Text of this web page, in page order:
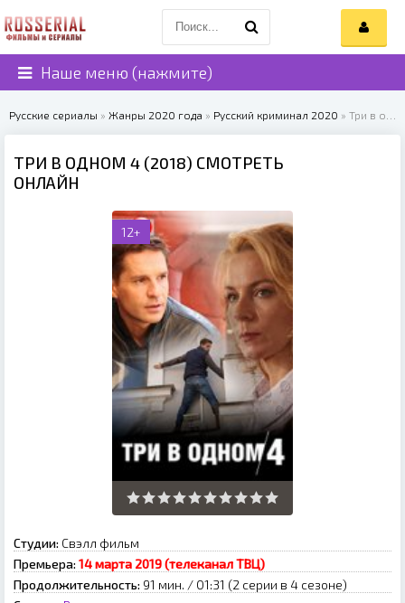
Наше меню (нажмите)
Русские сериалы » Жанры 2020 года » Русский криминал 2020 » Три в одном 4 (2018)
ТРИ В ОДНОМ 4 (2018) СМОТРЕТЬ
ОНЛАЙН
12+
Студии: Свэлл фильм
Премьера: 14 марта 2019 (телеканал ТВЦ)
Продолжительность: 91 мин. / 01:31 (2 серии в 4 сезоне)